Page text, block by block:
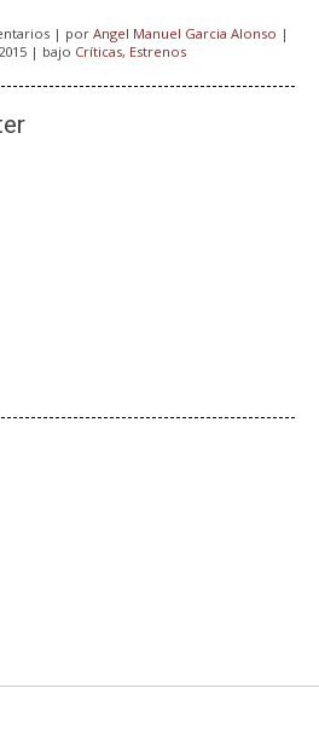
| por Angel Manuel Garcia Alonso |
| bajo Críticas, Estrenos